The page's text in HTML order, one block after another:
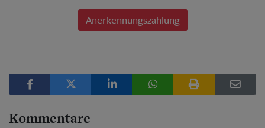
Anerkennungszahlung
Kommentare